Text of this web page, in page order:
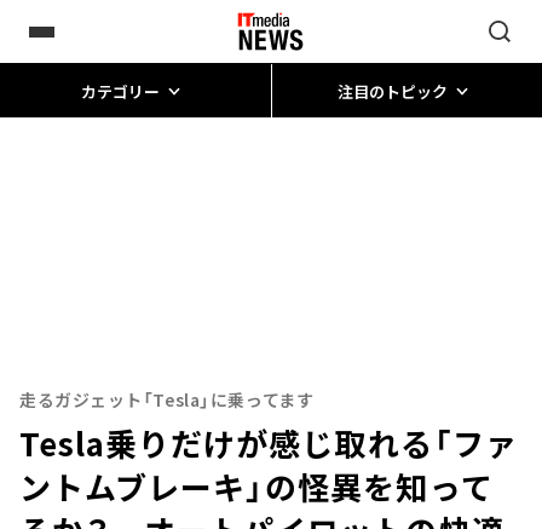
カテゴリー 注目のトピック
走るガジェット「Tesla」に乗ってます
Tesla乗りだけが感じ取れる「ファ
ントムブレーキ」の怪異を知って